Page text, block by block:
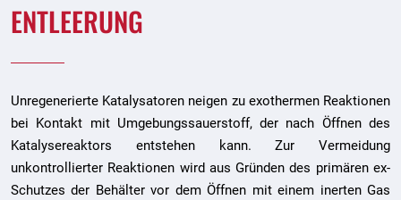
ENTLEERUNG
Unregenerierte Katalysatoren neigen zu exothermen Reaktionen
bei Kontakt mit Umgebungssauerstoff, der nach Öffnen des
Katalysereaktors entstehen kann. Zur Vermeidung
unkontrollierter Reaktionen wird aus Gründen des primären ex-
Schutzes der Behälter vor dem Öffnen mit einem inerten Gas